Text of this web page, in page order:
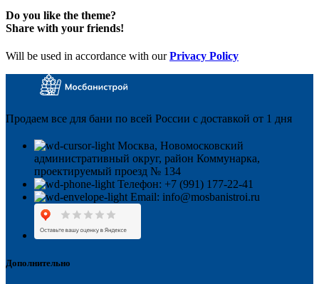
Do you like the theme?
Share with your friends!
Will be used in accordance with ourPrivacy Policy
Продаем все для бани по всей России с доставкой от 1 дня
Москва, Новомосковский
административный округ, район Коммунарка,
проектируемый проезд № 134
Телефон: +7 (991) 177-22-41
Email: info@mosbanistroi.ru
Дополнительно